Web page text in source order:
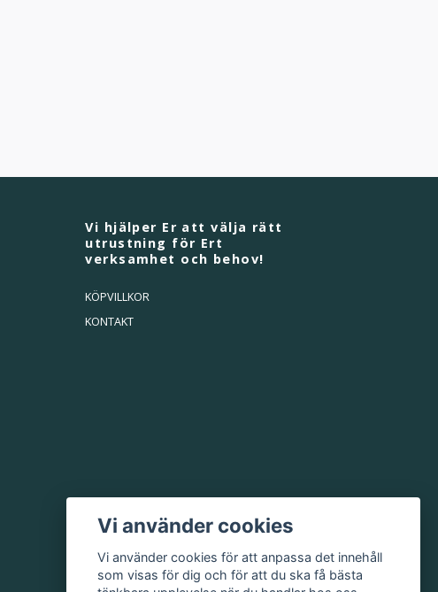
Vi hjälper Er att välja rätt
utrustning för Ert
verksamhet och behov!
KÖPVILLKOR
KONTAKT
Vi använder cookies
Vi använder cookies för att anpassa det innehåll
som visas för dig och för att du ska få bästa